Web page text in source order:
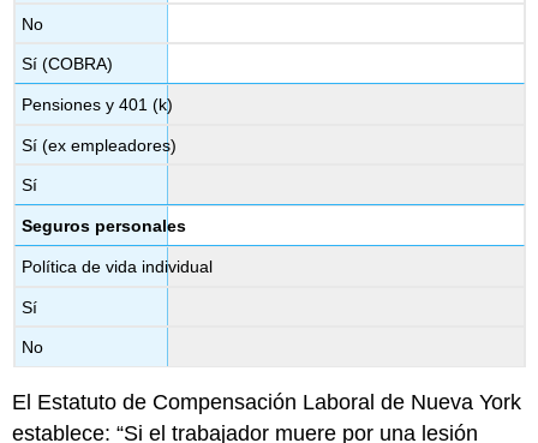
No
Sí (COBRA)
Pensiones y 401 (k)
Sí (ex empleadores)
Sí
Seguros personales
Política de vida individual
Sí
No
El Estatuto de Compensación Laboral de Nueva York
establece: “Si el trabajador muere por una lesión